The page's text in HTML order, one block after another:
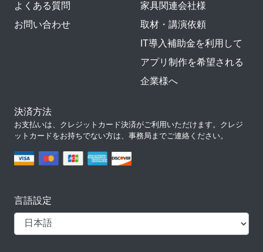
よくある質問
お問い合わせ
家具関連会社様
取材・講演依頼
IT導入補助金を利用して
アプリ制作を希望される
企業様へ
決済方法
お支払いは、クレジットカード決済がご利用いただけます。クレジ
ットカードをお持ちでない方は、事務局までご連絡ください。
言語設定